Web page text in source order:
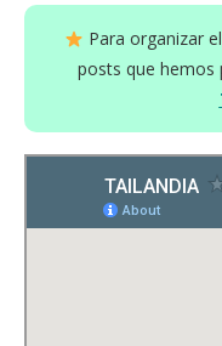
Para organizar
posts que hemos